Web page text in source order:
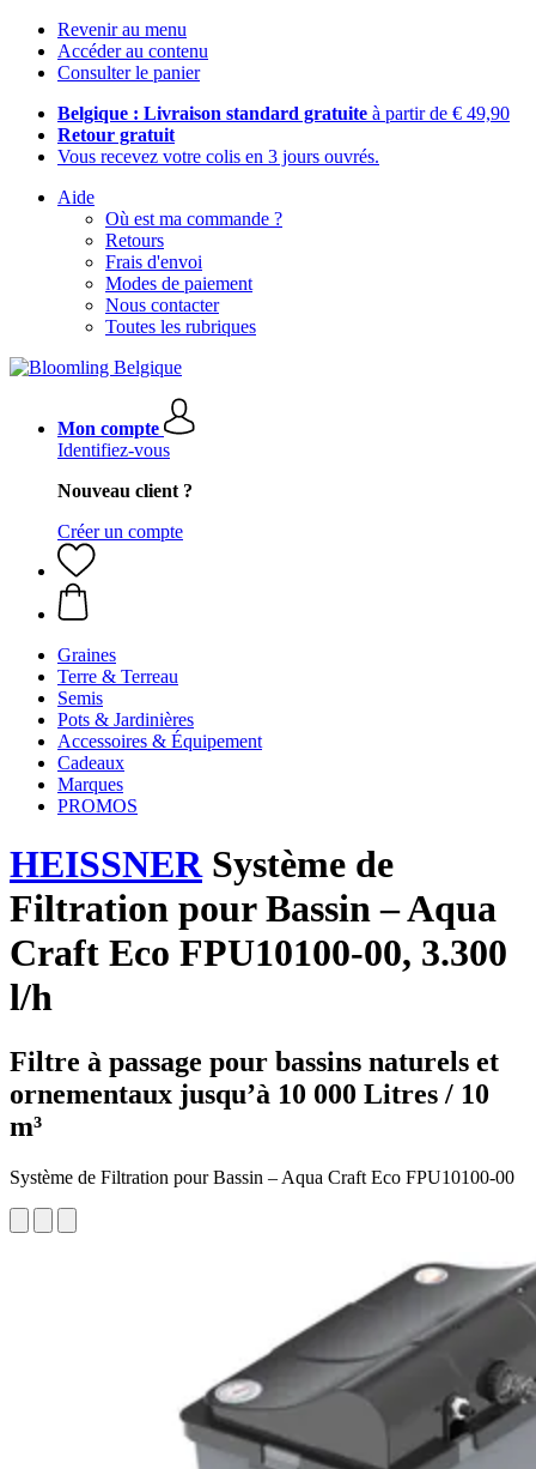
Revenir au menu
Accéder au contenu
Consulter le panier
Belgique : Livraison standard gratuite à partir de € 49,90
Retour gratuit
Vous recevez votre colis en 3 jours ouvrés.
Aide
Où est ma commande ?
Retours
Frais d'envoi
Modes de paiement
Nous contacter
Toutes les rubriques
Mon compte
Identifiez-vous
Nouveau client ?
Créer un compte
Graines
Terre & Terreau
Semis
Pots & Jardinières
Accessoires & Équipement
Cadeaux
Marques
PROMOS
HEISSNERSystème de
Filtration pour Bassin – Aqua
Craft Eco FPU10100-00, 3.300
l/h
Filtre à passage pour bassins naturels et
ornementaux jusqu’à 10 000 Litres / 10
m³
Système de Filtration pour Bassin – Aqua Craft Eco FPU10100-00